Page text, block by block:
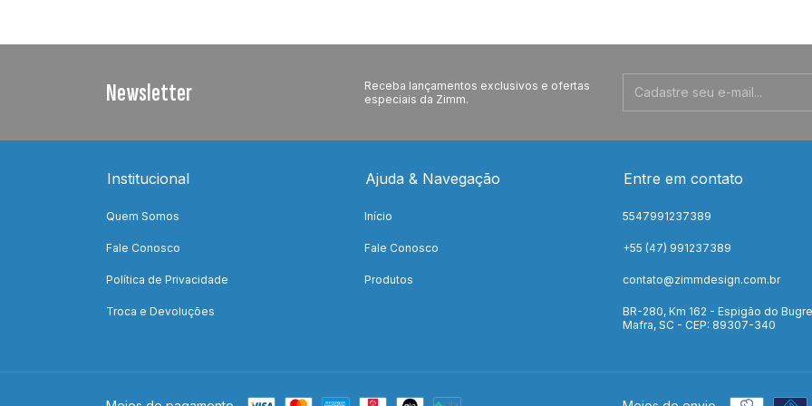
Newsletter
Receba lançamentos exclusivos e ofertas
especiais da Zimm.
Institucional
Quem Somos
Fale Conosco
Política de Privacidade
Troca e Devoluções
Ajuda & Navegação
Início
Fale Conosco
Produtos
Entre em contato
5547991237389
+55 (47) 991237389
contato@zimmdesign.com.br
BR-280, Km 162 - Espigão do
Mafra, SC - CEP: 89307-340